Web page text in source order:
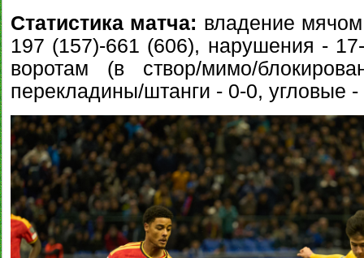
Статистика матча: владение
197 (157)-661 (606), нарушения -
воротам (в створ/мимо/
перекладины/штанги - 0-0, угловые -